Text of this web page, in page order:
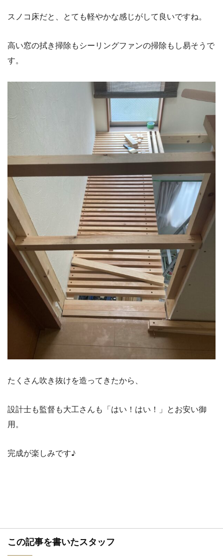
スノコ床だと、とても軽やかな感じがして良いですね。
高い窓の拭き掃除もシーリングファンの掃除もし易そうで
す。
たくさん吹き抜けを造ってきたから、
設計士も監督も大工さんも「はい！はい！」とお安い御
用。
完成が楽しみです♪
この記事を書いたスタッフ